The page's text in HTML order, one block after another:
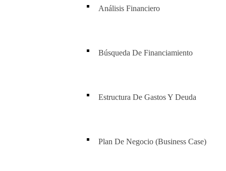
Análisis Financiero
Búsqueda De Financiamiento
Estructura De Gastos Y Deuda
Plan De Negocio (Business Case)